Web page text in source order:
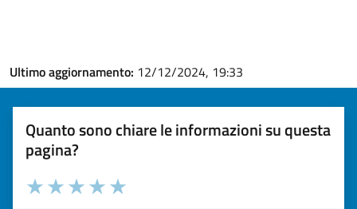
Ultimo aggiornamento: 12/12/2024, 19:33
Quanto sono chiare le informazioni su questa
pagina?
Valuta la chiarezza delle informazioni (da 1 a 5 stelle)
Seleziona il numero di stelle per valutare la chiarezza delle
Valuta 5 stelle su 5
Valuta 4 stelle su 5
Valuta 3 stelle su 5
Valuta 2 stelle su 5
Valuta 1 stelle su 5